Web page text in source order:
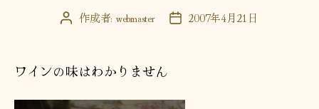
投 作成者: webmaster
投 2007年4月21日
ワインの味はわかりません